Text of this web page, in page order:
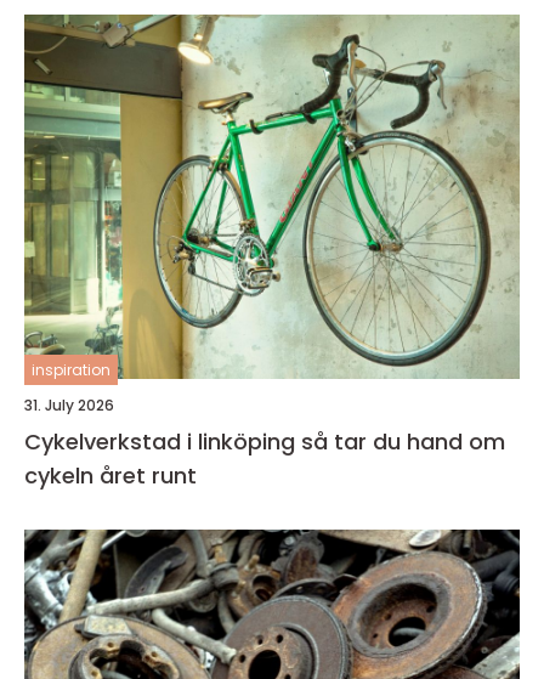
inspiration
31. July 2026
Cykelverkstad i linköping så tar du hand om
cykeln året runt